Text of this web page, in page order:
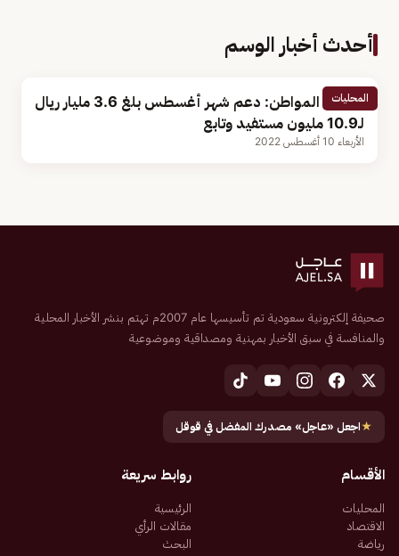
أحدث أخبار الوسم
المحليات
حساب المواطن: دعم شهر أغسطس بلغ 3.6 مليار ريال
لـ10.9 مليون مستفيد وتابع
الأربعاء 10 أغسطس 2022
صحيفة إلكترونية سعودية تم تأسيسها عام 2007م تهتم بنشر الأخبار المحلية
والمنافسة في سبق الأخبار بمهنية ومصداقية وموضوعية
★اجعل «عاجل» مصدرك المفضل في قوقل
الأقسام
المحليات
الاقتصاد
رياضة
روابط سريعة
الرئيسية
مقالات الرأي
البحث